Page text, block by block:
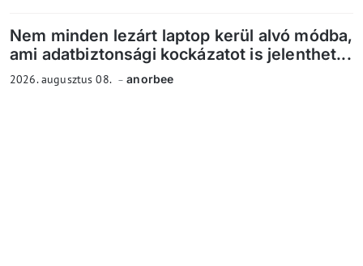
Nem minden lezárt laptop kerül alvó módba,
ami adatbiztonsági kockázatot is jelenthet...
2026. augusztus 08. anorbee